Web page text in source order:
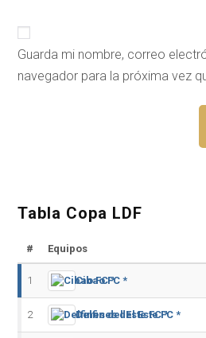
Guarda mi nombre, correo
navegador para la próxima vez
Tabla Copa LDF
# Equipos
1 Cibao FC *
2 Delfines del Este FC *